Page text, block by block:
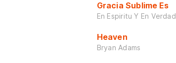
Gracia Sublime Es
En Espiritu Y En Verdad
Heaven
Bryan Adams